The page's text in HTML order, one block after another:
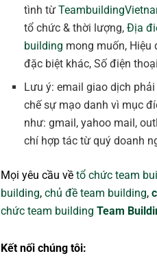
tình từ
tổ chức & thời lượng,Địa
building mong muốn,
đặc biệt khác, Số điện
Lưu ý: email giao dịch
chế sự mạo danh vì mục
như: gmail, yahoo mail,
chí hợp tác từ quý doanh
Mọi yêu cầu về tổ chức team
building, chủ đề team building, c
chức team building Team
Kết nối chúng tôi: